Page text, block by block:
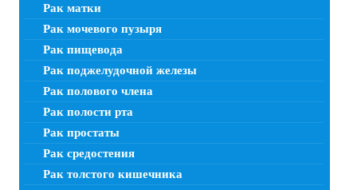
Рак матки
Рак мочевого пузыря
Рак пищевода
Рак поджелудочной железы
Рак полового члена
Рак полости рта
Рак простаты
Рак средостения
Рак толстого кишечника